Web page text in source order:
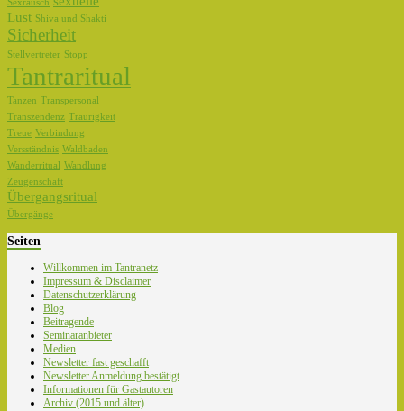
Sexrausch
Lust Shiva und Shakti
Sicherheit
Stellvertreter Stopp
Tantraritual
Tanzen Transpersonal
Transzendenz Traurigkeit
Treue Verbindung
Versständnis Waldbaden
Wanderritual Wandlung
Zeugenschaft
Übergangsritual
Übergänge
Seiten
Willkommen im Tantranetz
Impressum & Disclaimer
Datenschutzerklärung
Blog
Beitragende
Seminaranbieter
Medien
Newsletter fast geschafft
Newsletter Anmeldung bestätigt
Informationen für Gastautoren
Archiv (2015 und älter)